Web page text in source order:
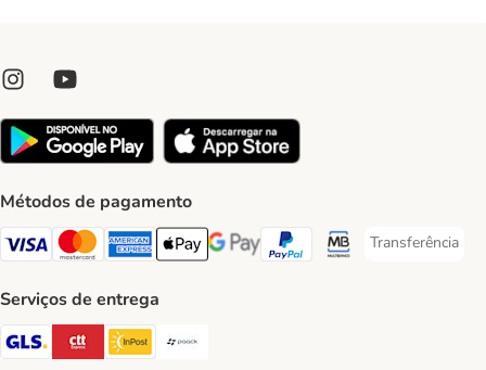
Métodos de pagamento
Visa Payment Method
Mastercard Payment Method
American Express Payment Method
Apple Pay Payment Method
Google Pay Payment Method
PayPal Payment Method
Multibanco Payment
Transferência
Transferência
Serviços de entrega
GLS Shipping Method
CTTExpress Shipping Method
InPost Shipping Method